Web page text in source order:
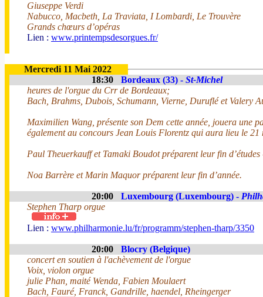
Giuseppe Verdi
Nabucco, Macbeth, La Traviata, I Lombardi, Le Trouvère
Grands chœurs d’opéras
Lien : www.printempsdesorgues.fr/
Mercredi 11 Mai 2022
18:30
Bordeaux (33) - St-Michel
heures de l'orgue du Crr de Bordeaux;
Bach, Brahms, Dubois, Schumann, Vierne, Duruflé et Valery
Maximilien Wang, présente son Dem cette année, jouera une
également au concours Jean Louis Florentz qui aura lieu le 21
Paul Theuerkauff et Tamaki Boudot préparent leur fin d’études
Noa Barrère et Marin Maquor préparent leur fin d’année.
20:00 Luxembourg (Luxembourg) -
Stephen Tharp orgue
Lien : www.philharmonie.lu/fr/programm/stephen-tharp/3350
20:00
Blocry (Belgique)
concert en soutien à l'achèvement de l'orgue
Voix, violon orgue
julie Phan, maité Wenda, Fabien Moulaert
Bach, Fauré, Franck, Gandrille, haendel, Rheingerger